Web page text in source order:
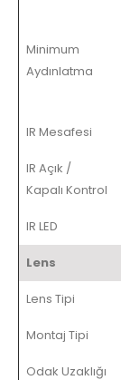
Minimum
Aydınlatma
IR Mesafesi
IR Açık /
Kapalı Kontrol
IR LED
Lens
Lens Tipi
Montaj Tipi
Odak Uzaklığı